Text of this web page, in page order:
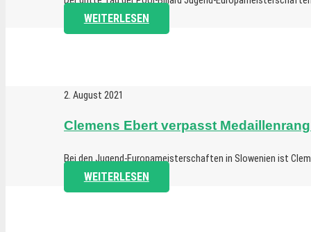
WEITERLESEN
2. August 2021
Clemens Ebert verpasst
Bei den Jugend-Europameisterschaften in Slowenien ist
WEITERLESEN